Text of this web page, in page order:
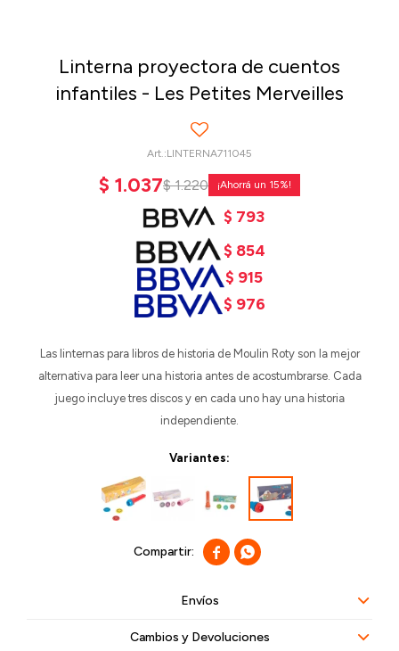
Linterna proyectora de cuentos
infantiles - Les Petites Merveilles
LINTERNA711045
$ 1.037$ 1.220 15
$ 793
$ 854
$ 915
$ 976
Las linternas para libros de historia de Moulin Roty son la mejor
alternativa para leer una historia antes de acostumbrarse. Cada
juego incluye tres discos y en cada uno hay una historia
independiente.
Variantes:
 
Envíos
Cambios y Devoluciones